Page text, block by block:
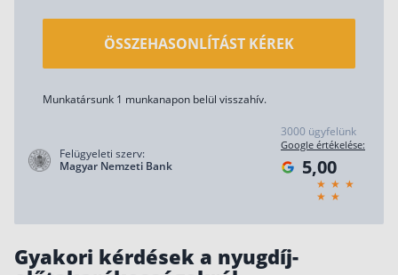
ÖSSZEHASONLÍTÁST KÉREK
Munkatársunk 1 munkanapon belül visszahív.
Felügyeleti szerv:
Magyar Nemzeti Bank
3000 ügyfelünk
Google értékelése:
5,00
Gyakori kérdések a nyugdíj-